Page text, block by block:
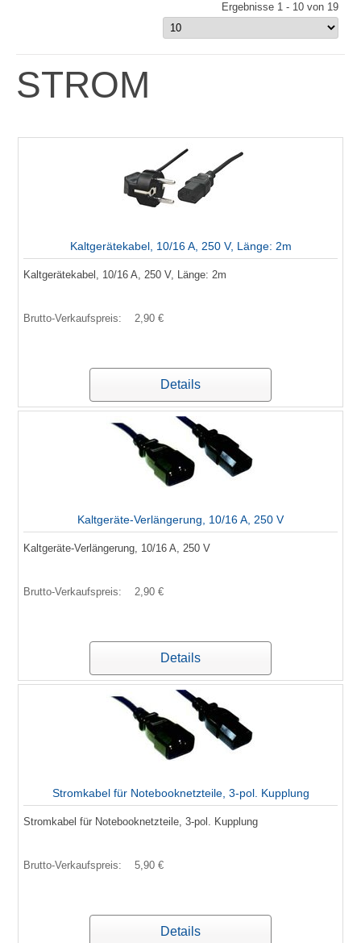
Ergebnisse 1 - 10 von 19
STROM
Kaltgerätekabel, 10/16 A, 250 V, Länge: 2m
Kaltgerätekabel, 10/16 A, 250 V, Länge: 2m
Brutto-Verkaufspreis: 2,90 €
Details
Kaltgeräte-Verlängerung, 10/16 A, 250 V
Kaltgeräte-Verlängerung, 10/16 A, 250 V
Brutto-Verkaufspreis: 2,90 €
Details
Stromkabel für Notebooknetzteile, 3-pol. Kupplung
Stromkabel für Notebooknetzteile, 3-pol. Kupplung
Brutto-Verkaufspreis: 5,90 €
Details